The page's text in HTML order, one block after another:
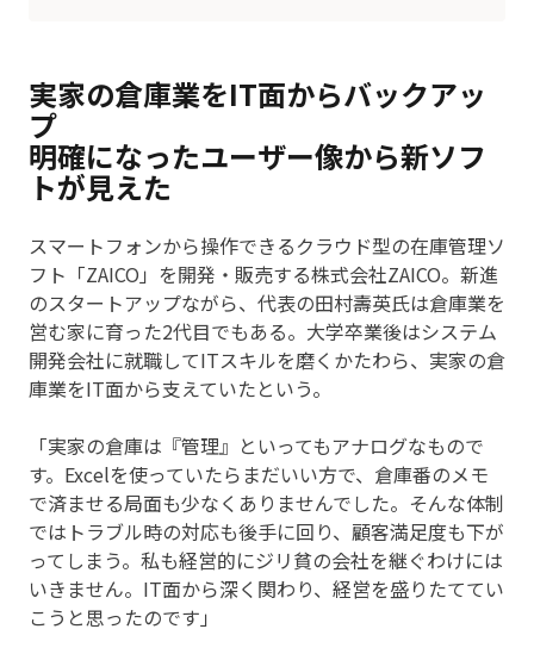
実家の倉庫業をIT面からバックアッ
プ
明確になったユーザー像から新ソフ
トが見えた
スマートフォンから操作できるクラウド型の在庫管理ソ
フト「ZAICO」を開発・販売する株式会社ZAICO。新進
のスタートアップながら、代表の田村壽英氏は倉庫業を
営む家に育った2代目でもある。大学卒業後はシステム
開発会社に就職してITスキルを磨くかたわら、実家の倉
庫業をIT面から支えていたという。
「実家の倉庫は『管理』といってもアナログなもので
す。Excelを使っていたらまだいい方で、倉庫番のメモ
で済ませる局面も少なくありませんでした。そんな体制
ではトラブル時の対応も後手に回り、顧客満足度も下が
ってしまう。私も経営的にジリ貧の会社を継ぐわけには
いきません。IT面から深く関わり、経営を盛りたててい
こうと思ったのです」